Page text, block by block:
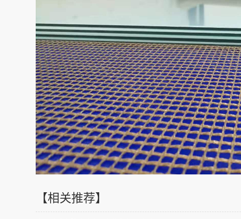
【相关推荐】